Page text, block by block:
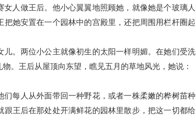
人做王后。他小心翼翼地照顾她，就像她是个玻璃人
她安置在一个园林中的宫殿里，还把周围用栏杆圈起
儿。两位小公主就像初生的太阳一样明媚。在她们受洗
。王后从屋顶向东望，瞧见五月的草地风光，她说：
们每人从外面带回一种野花，或者一株柔嫩的桦树苗种
王后在那处处开满鲜花的园林里散步，把这一切都给